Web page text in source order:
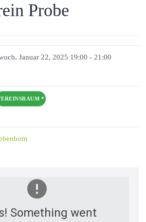
Probe
Januar 22, 2025 19:00 - 21:00
*
Something went